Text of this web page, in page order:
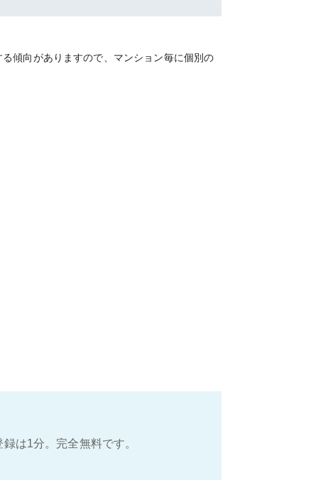
傾向がありますので、マンション毎に個別の
は1分。完全無料です。